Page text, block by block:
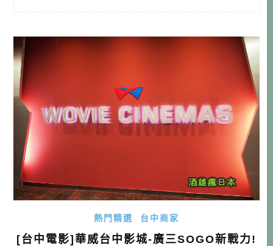
熱門精選 台中商家
[台中電影]華威台中影城-廣三SOGO新戰力!